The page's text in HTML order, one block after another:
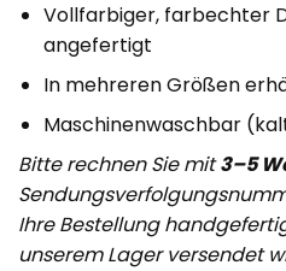
Vollfarbiger, farbechter
angefertigt
In mehreren Größen
Maschinenwaschbar
Bitte rechnen Sie mit3–5
Ihre Bestellung
unserem Lager versendet